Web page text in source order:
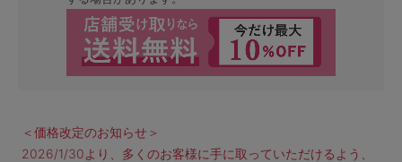
＜価格改定のお知らせ＞
2026/1/30より、多くのお客様に手に取っていただけるよう、